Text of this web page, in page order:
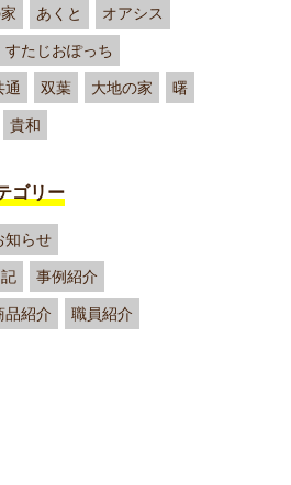
あくと オアシス
すたじおぽっち
通 双葉 大地の家 曙
貴和
ゴリー
知らせ
事例紹介
品紹介 職員紹介